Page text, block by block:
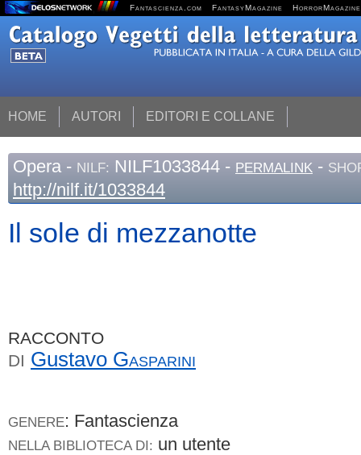
Fantascienza.com FantasyMagazine HorrorMagazine
HOME AUTORI EDITORI E COLLANE
Opera - NILF: NILF1033844 - PERMALINK -
http://nilf.it/1033844
Il sole di mezzanotte
RACCONTO
DI Gustavo Gasparini
GENERE: Fantascienza
NELLA BIBLIOTECA DI: un utente